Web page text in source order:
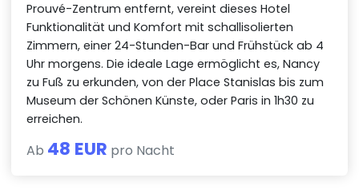
Prouvé-Zentrum entfernt, vereint dieses Hotel
Funktionalität und Komfort mit schallisolierten
Zimmern, einer 24-Stunden-Bar und Frühstück ab 4
Uhr morgens. Die ideale Lage ermöglicht es, Nancy
zu Fuß zu erkunden, von der Place Stanislas bis zum
Museum der Schönen Künste, oder Paris in 1h30 zu
erreichen.
Ab 48 EUR pro Nacht